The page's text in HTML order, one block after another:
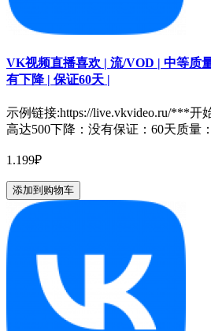
VK视频直播喜欢 | 流/VOD | 中等质
有下降 | 保证60天 |
示例链接:https://live.vkvideo.ru/***开
高达500下降：没有保证：60天质量
1.199₽
添加到购物车